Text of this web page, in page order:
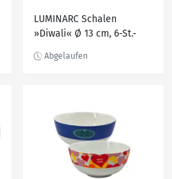
LUMINARC Schalen
»Diwali« Ø 13 cm, 6-St.-